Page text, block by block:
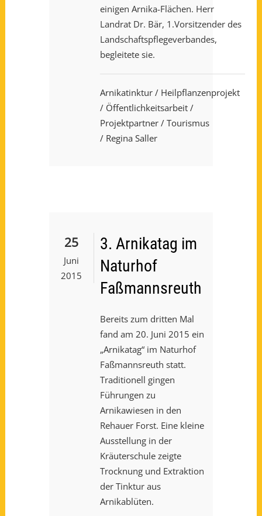
einigen Arnika-Flächen. Herr
Landrat Dr. Bär, 1.Vorsitzender des
Landschaftspflegeverbandes,
begleitete sie.
Arnikatinktur / Heilpflanzenprojekt
/ Öffentlichkeitsarbeit /
Projektpartner / Tourismus
/ Regina Saller
25
Juni
2015
3. Arnikatag im
Naturhof
Faßmannsreuth
Bereits zum dritten Mal
fand am 20. Juni 2015 ein
„Arnikatag“ im Naturhof
Faßmannsreuth statt.
Traditionell gingen
Führungen zu
Arnikawiesen in den
Rehauer Forst. Eine kleine
Ausstellung in der
Kräuterschule zeigte
Trocknung und Extraktion
der Tinktur aus
Arnikablüten.